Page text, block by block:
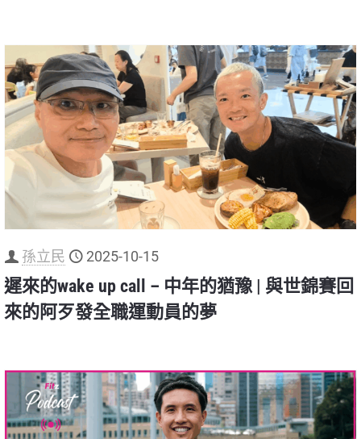
孫立民 2025-10-15
遲來的wake up call – 中年的猶豫 | 與世錦賽回
來的阿歹發全職運動員的夢